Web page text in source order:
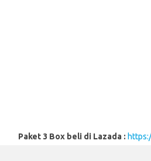
Paket 3 Box beli di Lazada :